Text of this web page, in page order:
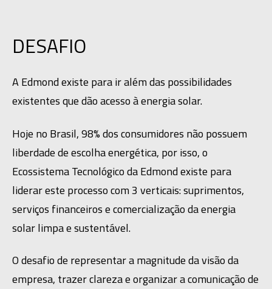
DESAFIO
A Edmond existe para ir além das possibilidades
existentes que dão acesso à energia solar.
Hoje no Brasil, 98% dos consumidores não possuem
liberdade de escolha energética, por isso, o
Ecossistema Tecnológico da Edmond existe para
liderar este processo com 3 verticais: suprimentos,
serviços financeiros e comercialização da energia
solar limpa e sustentável.
O desafio de representar a magnitude da visão da
empresa, trazer clareza e organizar a comunicação de